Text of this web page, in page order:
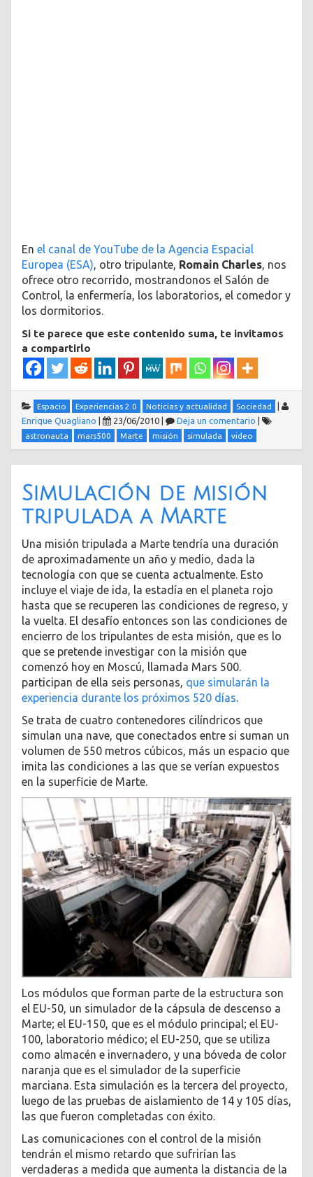
En el canal de YouTube de la Agencia Espacial
Europea (ESA), otro tripulante, Romain Charles, nos
ofrece otro recorrido, mostrandonos el Salón de
Control, la enfermería, los laboratorios, el comedor y
los dormitorios.
Si te parece que este contenido suma, te invitamos
a compartirlo
Espacio Experiencias 2.0 Noticias y actualidad Sociedad
|
Enrique Quagliano | 23/06/2010 | Deja un comentario |
astronauta mars500 Marte misión simulada video
Simulación de misión
tripulada a Marte
Una misión tripulada a Marte tendría una duración
de aproximadamente un año y medio, dada la
tecnología con que se cuenta actualmente. Esto
incluye el viaje de ida, la estadía en el planeta rojo
hasta que se recuperen las condiciones de regreso, y
la vuelta. El desafío entonces son las condiciones de
encierro de los tripulantes de esta misión, que es lo
que se pretende investigar con la misión que
comenzó hoy en Moscú, llamada Mars 500.
participan de ella seis personas, que simularán la
experiencia durante los próximos 520 días.
Se trata de cuatro contenedores cilíndricos que
simulan una nave, que conectados entre si suman un
volumen de 550 metros cúbicos, más un espacio que
imita las condiciones a las que se verían expuestos
en la superficie de Marte.
Los módulos que forman parte de la estructura son
el EU-50, un simulador de la cápsula de descenso a
Marte; el EU-150, que es el módulo principal; el EU-
100, laboratorio médico; el EU-250, que se utiliza
como almacén e invernadero, y una bóveda de color
naranja que es el simulador de la superficie
marciana. Esta simulación es la tercera del proyecto,
luego de las pruebas de aislamiento de 14 y 105 días,
las que fueron completadas con éxito.
Las comunicaciones con el control de la misión
tendrán el mismo retardo que sufrirían las
verdaderas a medida que aumenta la distancia de la